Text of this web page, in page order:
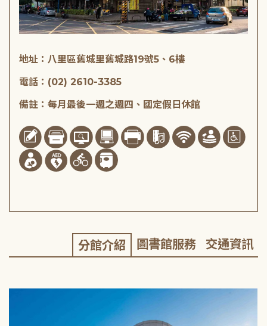
地址：八里區舊城里舊城路19號5、6樓
電話：(02) 2610-3385
備註：每月最後一週之週四、國定假日休館
分館介紹 圖書館服務 交通資訊